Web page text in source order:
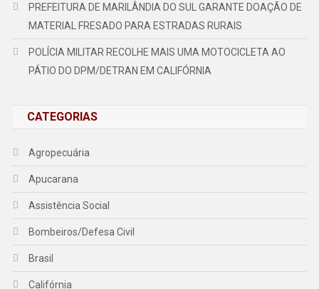
PREFEITURA DE MARILÂNDIA DO SUL GARANTE DOAÇÃO DE
MATERIAL FRESADO PARA ESTRADAS RURAIS
POLÍCIA MILITAR RECOLHE MAIS UMA MOTOCICLETA AO
PÁTIO DO DPM/DETRAN EM CALIFÓRNIA
CATEGORIAS
Agropecuária
Apucarana
Assistência Social
Bombeiros/Defesa Civil
Brasil
Califórnia